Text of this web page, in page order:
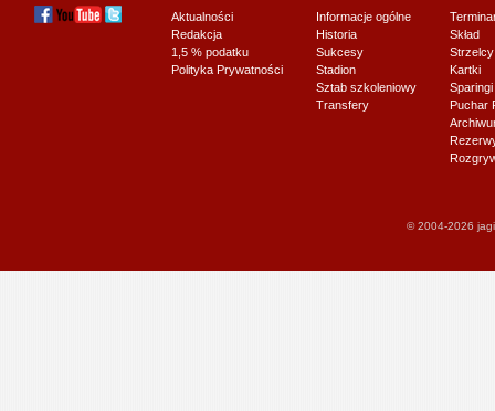
Aktualności
Redakcja
1,5 % podatku
Polityka Prywatności
Informacje ogólne
Historia
Sukcesy
Stadion
Sztab szkoleniowy
Transfery
Skład
Strzelcy
Kartki
Sparingi
Puchar
© 2004-2026